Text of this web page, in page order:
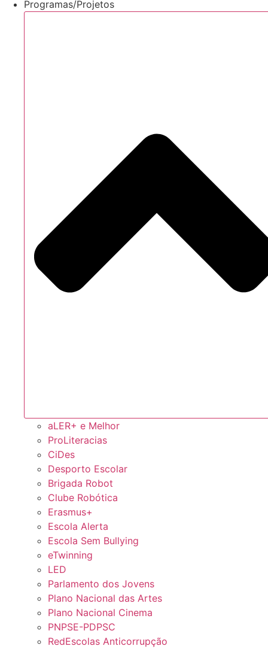
Programas/Projetos
aLER+ e Melhor
ProLiteracias
CiDes
Desporto Escolar
Brigada Robot
Clube Robótica
Erasmus+
Escola Alerta
Escola Sem Bullying
eTwinning
LED
Parlamento dos Jovens
Plano Nacional das Artes
Plano Nacional Cinema
PNPSE-PDPSC
RedEscolas Anticorrupção